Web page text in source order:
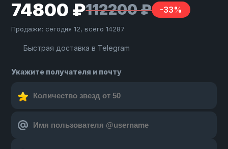
74800 ₽112200 ₽ -33%
Продажи: сегодня 12, всего 14287
Быстрая доставка в Telegram
Укажите получателя и почту